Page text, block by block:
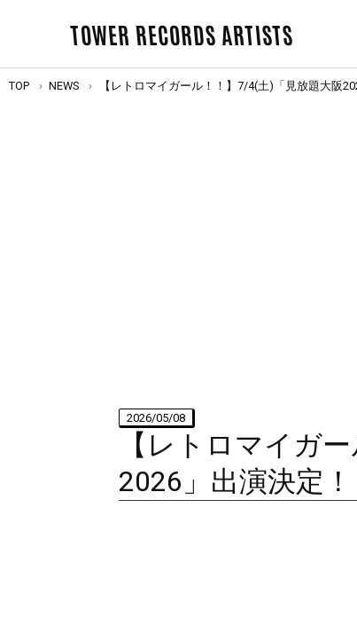
TOWER RECORDS ARTISTS
TOP NEWS 【レトロマイガール！！】7/4(土)「見放題大阪
2026/05/08
【レトロマイガ
2026」出演決定！